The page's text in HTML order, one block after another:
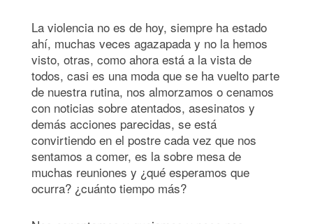
La violencia no es de hoy, siempre ha estado
ahí, muchas veces agazapada y no la hemos
visto, otras, como ahora está a la vista de
todos, casi es una moda que se ha vuelto parte
de nuestra rutina, nos almorzamos o cenamos
con noticias sobre atentados, asesinatos y
demás acciones parecidas, se está
convirtiendo en el postre cada vez que nos
sentamos a comer, es la sobre mesa de
muchas reuniones y ¿qué esperamos que
ocurra? ¿cuánto tiempo más?